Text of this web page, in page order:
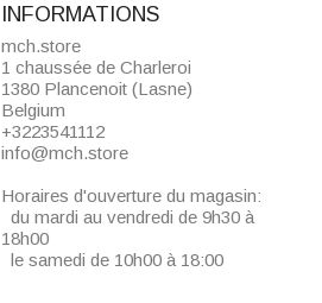
INFORMATIONS
mch.store
1 chaussée de Charleroi
1380 Plancenoit (Lasne)
Belgium
+3223541112
info@mch.store
Horaires d'ouverture du magasin:
du mardi au vendredi de 9h30 à
18h00
le samedi de 10h00 à 18:00